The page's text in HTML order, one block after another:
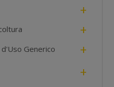
+
+
Generico +
+